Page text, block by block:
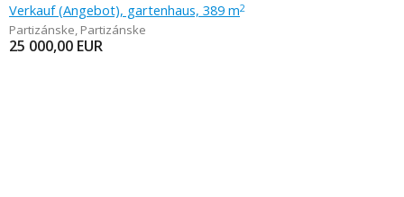
Verkauf (Angebot), gartenhaus, 389 m2
Partizánske, Partizánske
25 000,00 EUR